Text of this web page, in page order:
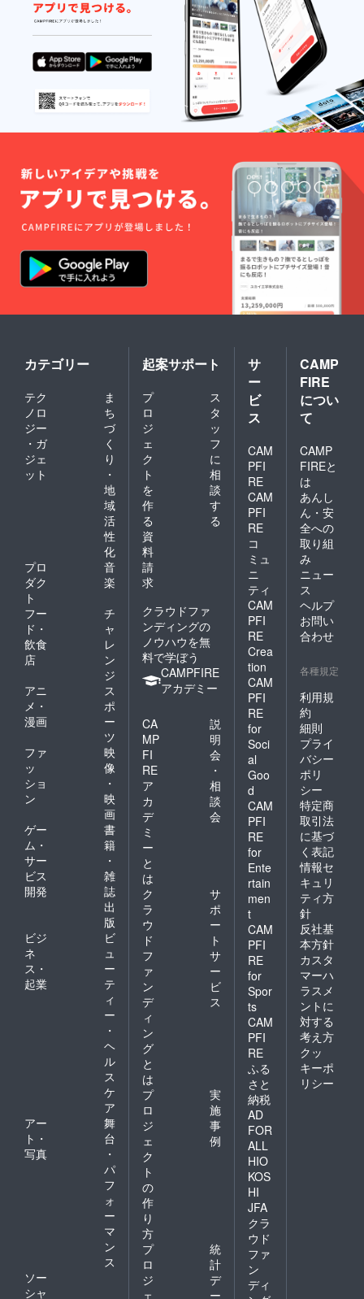
避けて
くださ
い(夏季
は冷蔵
庫に入
れてく
ださ
い。)。
・数
量：1点
450g
てくだ
さい。
・数
量：1点
・内容
量：
190g 〇
黒砂糖
・名
称：宮
・原材
料：さ
とうき
び(宮崎
県産) ・
賞味期
限：製
造後１
年(お届
ラベル
りま
す。) ・
保存方
法：直
射日光
や高温
多湿を
くださ
い(夏季
は冷蔵
庫に入
れてく
ださ
い。)。
・数
量：1点
・内容
量：約
450g
ター、
卵、金
柑、さ
とうき
び(宮崎
県産黒
砂糖) ・
賞味期
限：お
届けす
る製品
ルに記
載して
おりま
す。 ・
保存方
法：冷
蔵庫で
保管し
てくだ
・数
量：1点
・内容
190g 〇
黒砂糖
・名
称：宮
崎県産
黒砂糖
・原材
とうき
び(宮崎
県産) ・
賞味期
限：製
造後１
年(お届
けする
製品の
ラベル
に記載
してお
りま
す。) ・
保存方
法：直
や高温
避けて
くださ
い(夏季
は冷蔵
庫に入
れてく
ださ
い。)。
・数
量：1点
・内容
量：約
450g
〇さと
ねりガ
トー
ショコ
ラ ・名
称：ガ
トー
ショコ
ラ ・原
材料：
カカオ
糖、バ
ター、
卵、金
柑、さ
とうき
び(宮崎
県産黒
砂糖) ・
賞味期
届けす
る製品
のラベ
おりま
す。 ・
保存方
法：冷
蔵庫で
保管し
さい。
・数
量：1点
・内容
量：
190g 〇
黒砂糖
・名
称：宮
崎県産
黒砂糖
・原材
料：さ
とうき
び(宮崎
県産) ・
限：製
年(お届
けする
製品の
ラベル
に記載
してお
りま
す。) ・
保存方
法：直
射日光
や高温
多湿を
避けて
くださ
い(夏季
は冷蔵
庫に入
れてく
ださ
い。)。
・数
量：1点
・内容
量：約
450g
カテゴリー
テク
ノロ
ジー
・ガ
ジェ
ット
ま
ち
づ
く
り
・
地
域
活
性
化
プロ
ダク
ト
音
楽
フー
ド・
飲食
店
チ
ャ
レ
ン
ジ
アニ
メ・
漫画
ス
ポ
ー
ツ
ファ
ッ
ショ
ン
映
像
・
映
画
ゲー
ム・
サー
ビス
開発
書
籍
・
雑
誌
出
版
ビジ
ネ
ス・
起業
ビ
ュ
ー
テ
ィ
ー
・
ヘ
ル
ス
ケ
ア
アー
ト・
写真
舞
台
・
パ
フ
ォ
ー
マ
ン
ス
ソー
シャ
起案サポート
プ
ロ
ジ
ェ
ク
ト
を
作
る
ス
タ
ッ
フ
に
相
談
す
る
資
料
請
求
クラウドファ
ンディングの
ノウハウを無
料で学ぼう
CAMPFIRE
アカデミー
CA
MP
FI
RE
ア
カ
デ
ミ
ー
と
は
説
明
会
・
相
談
会
ク
ラ
ウ
ド
フ
ァ
ン
デ
ィ
ン
グ
と
は
サ
ポ
ー
ト
サ
ー
ビ
ス
プ
ロ
ジ
ェ
ク
ト
の
作
り
方
実
施
事
例
プ
ロ
ジ
ェ
統
計
デ
ー
サ
ー
ビ
ス
CAM
PFI
RE
CAM
PFI
RE
コ
ミュ
ニ
ティ
CAM
PFI
RE
Crea
tion
CAM
PFI
RE
for
Soci
al
Goo
d
CAM
PFI
RE
for
Ente
rtain
men
t
CAM
PFI
RE
for
Spor
ts
CAM
PFI
RE
ふる
さと
納税
AD
FOR
ALL
HIO
KOS
HI
JFA
クラ
ウド
ファ
ン
ディ
CAMP
FIRE
につい
て
CAMP
FIREと
は
あんし
ん・安
全への
取り組
み
ニュー
ス
ヘルプ
お問い
合わせ
各種規定
利用規
約
細則
プライ
バシー
ポリ
シー
特定商
取引法
に基づ
く表記
情報セ
キュリ
ティ方
針
反社基
本方針
カスタ
マーハ
ラスメ
ントに
対する
考え方
クッ
キーポ
リシー